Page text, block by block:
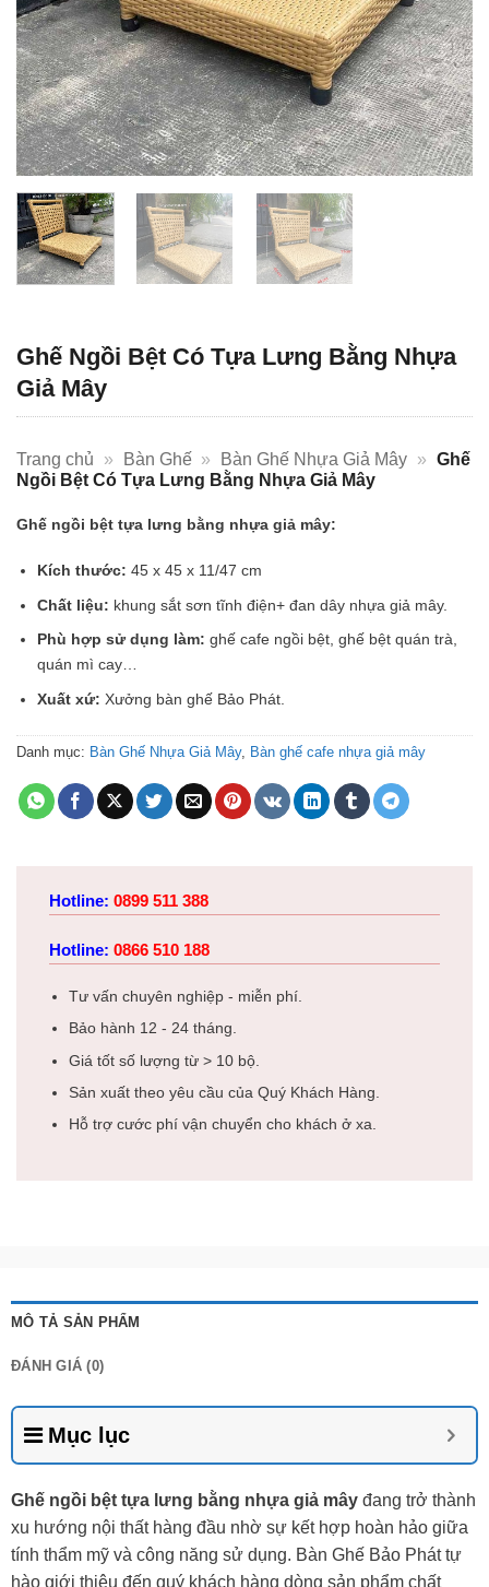
Ghế Ngồi Bệt Có Tựa Lưng Bằng Nhựa
Giả Mây
Trang chủ » Bàn Ghế » Bàn Ghế Nhựa Giả Mây » Ghế
Ngồi Bệt Có Tựa Lưng Bằng Nhựa Giả Mây
Ghế ngồi bệt tựa lưng bằng nhựa giả mây:
Kích thước: 45 x 45 x 11/47 cm
Chất liệu: khung sắt sơn tĩnh điện+ đan dây nhựa giả mây.
Phù hợp sử dụng làm: ghế cafe ngồi bệt, ghế bệt quán trà,
quán mì cay…
Xuất xứ: Xưởng bàn ghế Bảo Phát.
Danh mục: Bàn Ghế Nhựa Giả Mây, Bàn ghế cafe nhựa giả mây
Hotline: 0899 511 388
Hotline: 0866 510 188
Tư vấn chuyên nghiệp - miễn phí.
Bảo hành 12 - 24 tháng.
Giá tốt số lượng từ > 10 bộ.
Sản xuất theo yêu cầu của Quý Khách Hàng.
Hỗ trợ cước phí vận chuyển cho khách ở xa.
MÔ TẢ SẢN PHẨM
ĐÁNH GIÁ (0)
Mục lục
Ghế ngồi bệt tựa lưng bằng nhựa giả mây đang trở thành
xu hướng nội thất hàng đầu nhờ sự kết hợp hoàn hảo giữa
tính thẩm mỹ và công năng sử dụng. Bàn Ghế Bảo Phát tự
hào giới thiệu đến quý khách hàng dòng sản phẩm chất